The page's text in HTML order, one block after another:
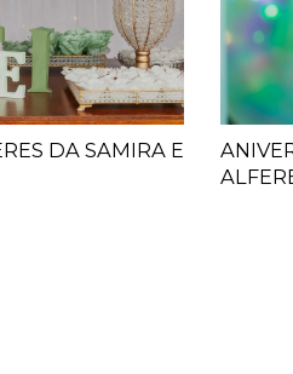
DA SAMIRA E